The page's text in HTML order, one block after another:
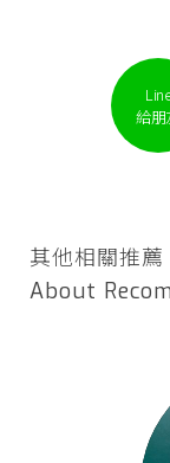
Line
給朋
其他相關推薦
About